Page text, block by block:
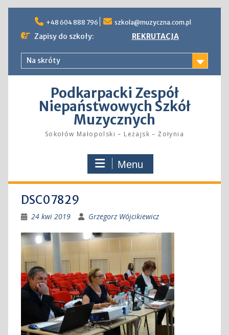
content
+48 604 888 796 szkola@muzyczna.com.pl
Zapisy do szkoły: REKRUTACJA
Na skróty
Podkarpacki Zespół
Niepaństwowych Szkół
Muzycznych
Sokołów Małopolski – Leżajsk – Żołynia
Menu
DSC07829
24 kwi 2019 Grzegorz Wójcikiewicz